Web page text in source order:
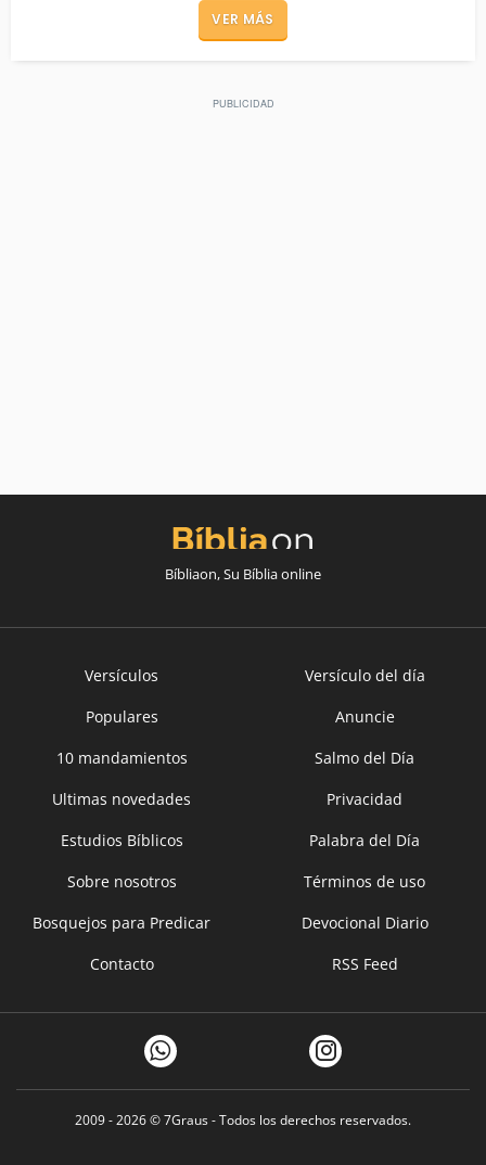
VER MÁS
Bíbliaon, Su Bíblia online
Versículos
Versículo del día
Populares
Anuncie
10 mandamientos
Salmo del Día
Ultimas novedades
Privacidad
Estudios Bíblicos
Palabra del Día
Sobre nosotros
Términos de uso
Bosquejos para Predicar
Devocional Diario
Contacto
RSS Feed
2009 - 2026 ©7Graus- Todos los derechos reservados.